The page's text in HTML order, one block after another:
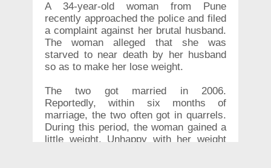
A 34-year-old woman from Pune
recently approached the police and filed
a complaint against her brutal husband.
The woman alleged that she was
starved to near death by her husband
so as to make her lose weight.
The two got married in 2006.
Reportedly, within six months of
marriage, the two often got in quarrels.
During this period, the woman gained a
little weight. Unhappy with her weight